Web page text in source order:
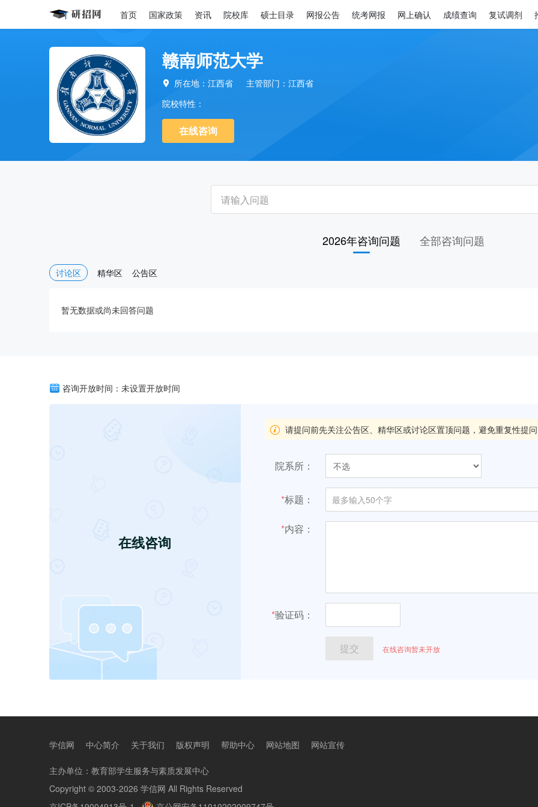
首页 国家政策 资讯 院校库 硕士目录 网报公告 统考网报 网上确认 成绩查询 复试调剂
赣南师范大学
 所在地：江西省
主管部门：江西省
院校特性：
在线咨询
2026年咨询问题 全部咨询问题
讨论区 精华区 公告区
暂无数据或尚未回答问题
咨询开放时间：未设置开放时间
学信网 中心简介 关于我们 版权声明 帮助中心 网站地图 网站宣传
主办单位： 教育部学生服务与素质发展中心
Copyright © 2003-2026 学信网 All Rights Reserved